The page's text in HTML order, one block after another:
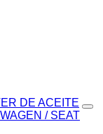
DE ACEITE
/ SEAT